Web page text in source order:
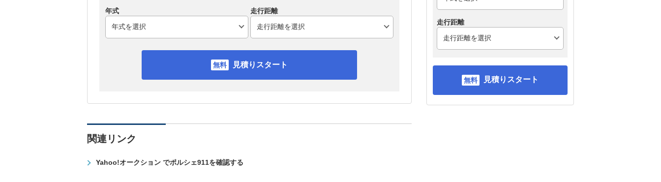
年式 走行距離
見積りスタート
関連リンク
Yahoo!オークション でポルシェ911を確認する
走行距離
見積りスタート